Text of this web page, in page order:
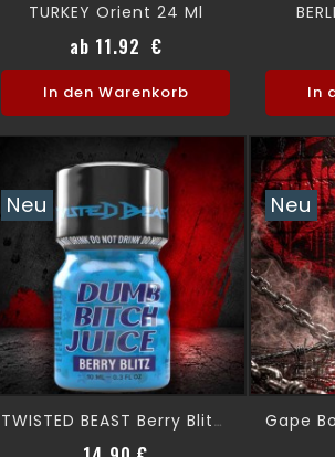
TURKEY Orient 24 Ml
ab 11.92 €Preis
In den Warenkorb In
Neu
TWISTED BEAST Berry Blitz 10ml
Neu